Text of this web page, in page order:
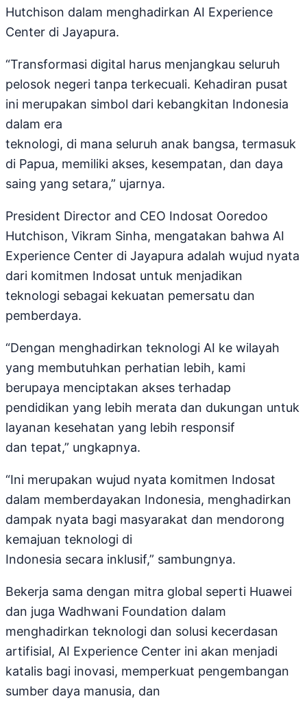
Hutchison dalam menghadirkan AI Experience
Center di Jayapura.
“Transformasi digital harus menjangkau seluruh
pelosok negeri tanpa terkecuali. Kehadiran pusat
ini merupakan simbol dari kebangkitan Indonesia
dalam era
teknologi, di mana seluruh anak bangsa, termasuk
di Papua, memiliki akses, kesempatan, dan daya
saing yang setara,” ujarnya.
President Director and CEO Indosat Ooredoo
Hutchison, Vikram Sinha, mengatakan bahwa AI
Experience Center di Jayapura adalah wujud nyata
dari komitmen Indosat untuk menjadikan
teknologi sebagai kekuatan pemersatu dan
pemberdaya.
“Dengan menghadirkan teknologi AI ke wilayah
yang membutuhkan perhatian lebih, kami
berupaya menciptakan akses terhadap
pendidikan yang lebih merata dan dukungan untuk
layanan kesehatan yang lebih responsif
dan tepat,” ungkapnya.
“Ini merupakan wujud nyata komitmen Indosat
dalam memberdayakan Indonesia, menghadirkan
dampak nyata bagi masyarakat dan mendorong
kemajuan teknologi di
Indonesia secara inklusif,” sambungnya.
Bekerja sama dengan mitra global seperti Huawei
dan juga Wadhwani Foundation dalam
menghadirkan teknologi dan solusi kecerdasan
artifisial, AI Experience Center ini akan menjadi
katalis bagi inovasi, memperkuat pengembangan
sumber daya manusia, dan